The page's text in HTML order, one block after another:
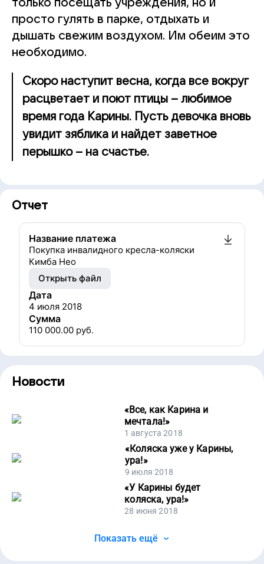
только посещать учреждения, но и
просто гулять в парке, отдыхать и
дышать свежим воздухом. Им обеим это
необходимо.
Скоро наступит весна, когда все вокруг
расцветает и поют птицы – любимое
время года Карины. Пусть девочка вновь
увидит зяблика и найдет заветное
перышко – на счастье.
Отчет
Название платежа
Покупка инвалидного кресла-коляски
Кимба Нео
Открыть файл
Дата
4 июля 2018
Сумма
110 000.00 руб.
Новости
«Все, как Карина и
мечтала!»
1 августа 2018
«Коляска уже у Карины,
ура!»
9 июля 2018
«У Карины будет
коляска, ура!»
28 июня 2018
Показать ещё